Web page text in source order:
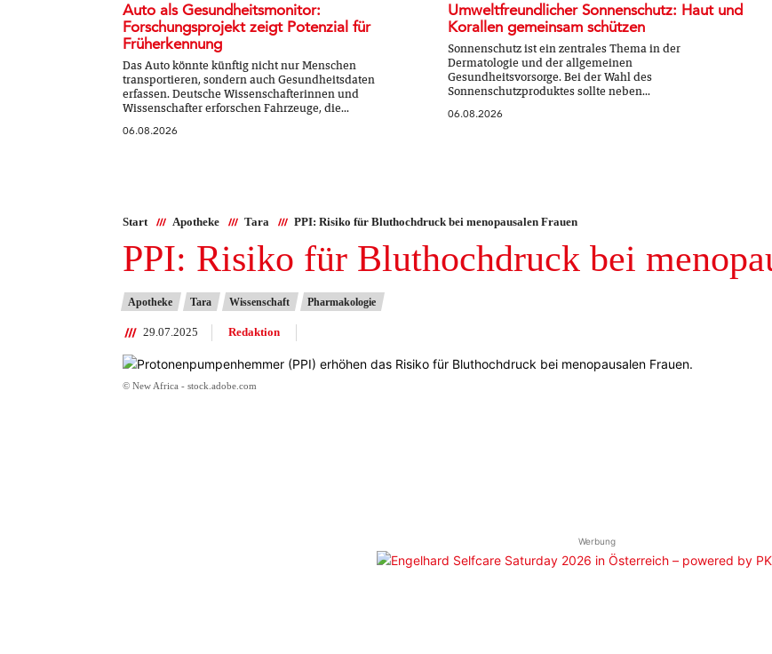
Auto als Gesundheitsmonitor:
Forschungsprojekt zeigt Potenzial für
Früherkennung
Das Auto könnte künftig nicht nur Menschen
transportieren, sondern auch Gesundheitsdaten
erfassen. Deutsche Wissenschafterinnen und
Wissenschafter erforschen Fahrzeuge, die...
06.08.2026
Umweltfreundlicher Sonnenschutz: Haut und
Korallen gemeinsam schützen
Sonnenschutz ist ein zentrales Thema in der
Dermatologie und der allgemeinen
Gesundheitsvorsorge. Bei der Wahl des
Sonnenschutzproduktes sollte neben...
06.08.2026